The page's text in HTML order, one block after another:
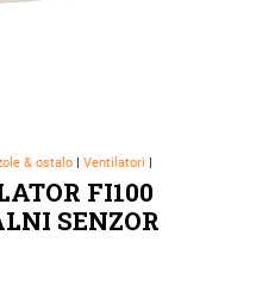
& ostalo| Ventilatori |
FI100
SENZOR